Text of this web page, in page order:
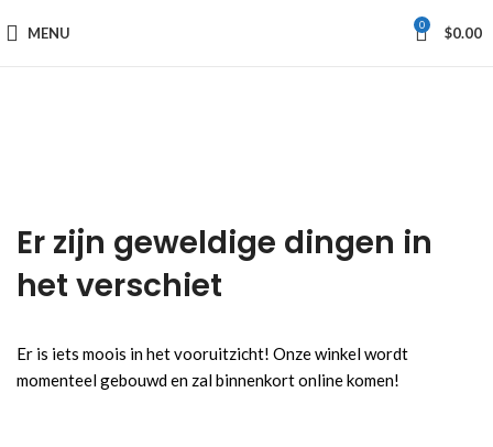
MENU 0 $0.00
Er zijn geweldige dingen in
het verschiet
Er is iets moois in het vooruitzicht! Onze winkel wordt
momenteel gebouwd en zal binnenkort online komen!